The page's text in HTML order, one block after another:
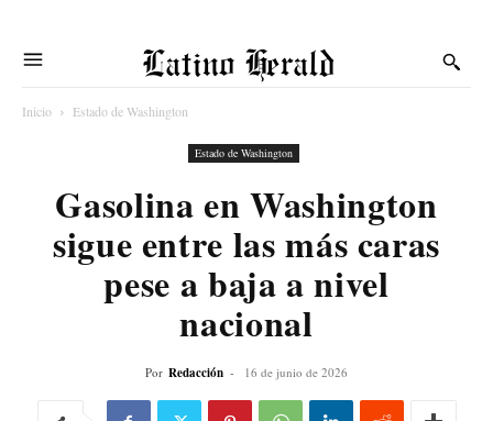
Latino Herald
Inicio Estado de Washington
Estado de Washington
Gasolina en Washington
sigue entre las más caras
pese a baja a nivel
nacional
Por Redacción - 16 de junio de 2026